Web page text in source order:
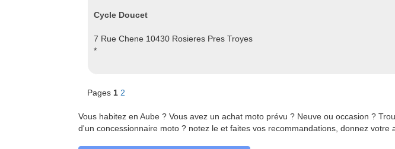
Cycle Doucet
7 Rue Chene 10430 Rosieres Pres Troyes
*
Pages 1 2
Vous habitez en Aube ? Vous avez un achat moto prévu ? Neuve ou occasion ?
d'un concessionnaire moto ? notez le et faites vos recommandations, donnez votre